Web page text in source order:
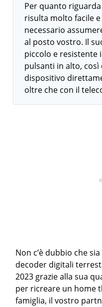
Per quanto
risulta molto facile
necessario
al posto vostro. Il
piccolo e resistente
pulsanti in alto,
dispositivo
oltre che con il
Non c’è dubbio che
decoder digitali
2023 grazie alla sua
per ricreare un home
famiglia, il vostro